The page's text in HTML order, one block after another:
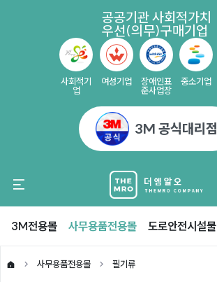
공공기관 사회적가치
우선(의무)구매기업
사회적기
업
여성기업
장애인표
준사업장
중소기업
3M 공식대리점
3M전용몰 사무용품전용몰 도로안전시설물
사무용품전용몰 필기류